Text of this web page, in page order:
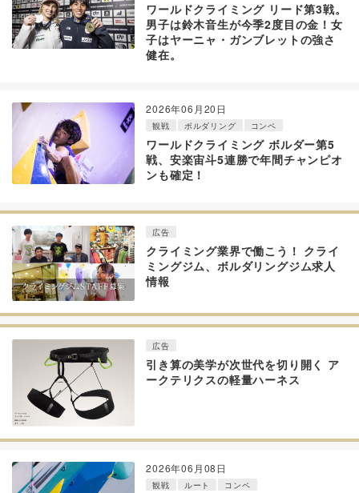
ワールドクライミング リード第3戦。
男子は鈴木音生が今季2度目の金！女
子はヤーニャ・ガンブレットの強さ
健在。
2026年06月20日
観戦 ボルダリング コンペ
ワールドクライミング ボルダー第5
戦、安楽宙斗5連勝で年間チャンピオ
ンも確定！
広告
クライミング業界で働こう！ クライ
ミングジム、ボルダリングジム求人
情報
広告
引き算の美学が次世代を切り開く ア
ークテリクスの軽量ハーネス
2026年06月08日
観戦 ルート コンペ